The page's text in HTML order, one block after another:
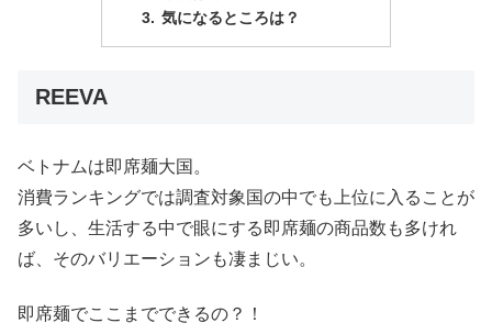
気になるところは？
REEVA
ベトナムは即席麺大国。
消費ランキングでは調査対象国の中でも上位に入ることが
多いし、生活する中で眼にする即席麺の商品数も多けれ
ば、そのバリエーションも凄まじい。
即席麺でここまでできるの？！